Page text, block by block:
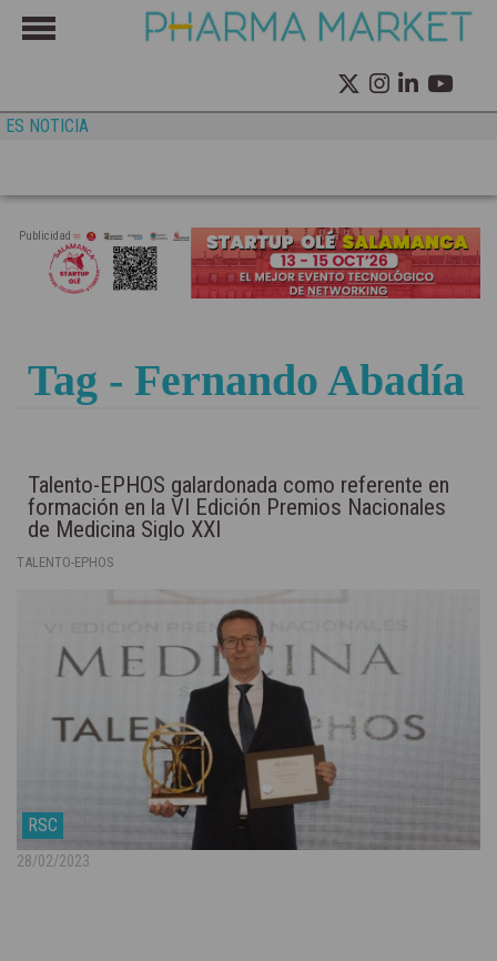
ES NOTICIA
Publicidad
Tag - Fernando Abadía
Talento-EPHOS galardonada como referente en
formación en la VI Edición Premios Nacionales
de Medicina Siglo XXI
TALENTO-EPHOS
RSC
28/02/2023